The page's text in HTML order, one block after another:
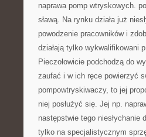
naprawa pomp wtryskowych.
sławą. Na rynku działa już
powodzenie pracowników i
działają tylko wykwalifikowani
Pieczołowicie podchodzą do
zaufać i w ich ręce powierzyć
pompowtryskiwaczy, to jej
niej posłużyć się. Jej np.
następstwie tego
tylko na specjalistycznym